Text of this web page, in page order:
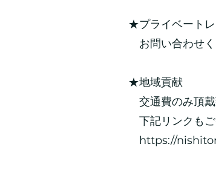
★プライベート
お問い合わせく
★地域貢献
交通費のみ頂戴
下記リンクもご
https://